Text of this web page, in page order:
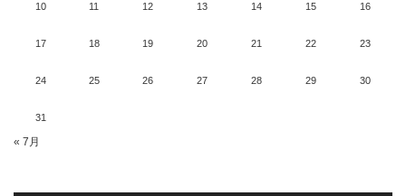
10 11 12 13 14 15 16
17 18 19 20 21 22 23
24 25 26 27 28 29 30
31
« 7月